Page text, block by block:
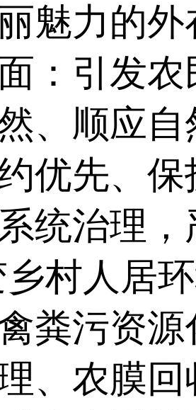
魅力的
：引发
、顺应
优先、
统治理
村人居
粪污资
、农膜